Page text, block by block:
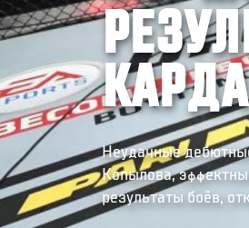
КАРДА
Неудачные
Копылова,
результаты боёв,